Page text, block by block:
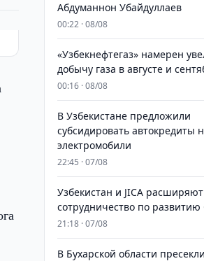
Абдуманнон Убайдуллаев
00:22 · 08/08
«Узбекнефтегаз» намерен
добычу газа в августе и
00:16 · 08/08
В Узбекистане предложили
субсидировать автокредиты
электромобили
22:45 · 07/08
Узбекистан и JICA расширяют
сотрудничество по развитию
21:18 · 07/08
В Бухарской области пресекли